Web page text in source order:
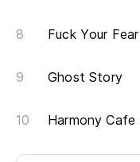
Fuck Your Fear
Ghost Story
Harmony Cafe